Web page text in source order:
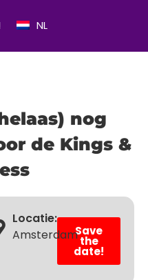
NL
nog
de Kings &
Save
the
date!
Locatie:
Amsterdam